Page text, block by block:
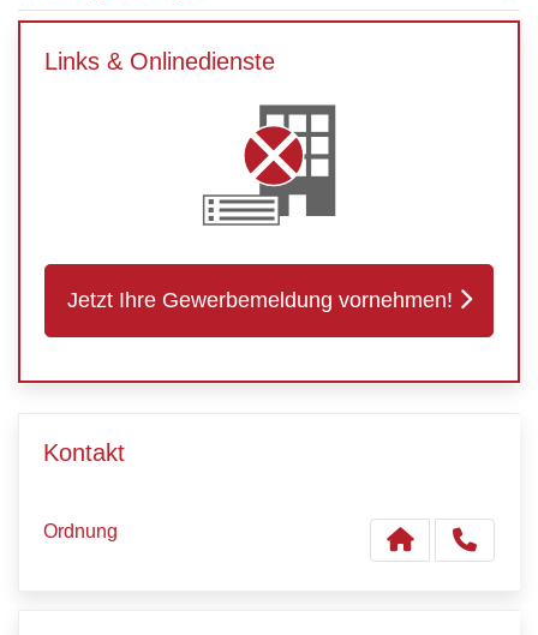
Links & Onlinedienste
Jetzt Ihre Gewerbemeldung vornehmen!
Kontakt
Ordnung